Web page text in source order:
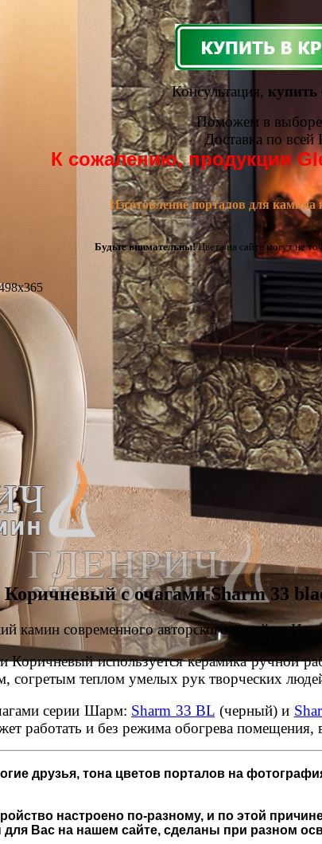
Консультация, купить
Поможем в
Доставка по всей
К сожалению, продукции
Изготовление порталов для камина
Будьте внимательны!Цвета на сайте могут не
с очагами Sharm 33
камин современного авторского дизайна.
используется керамика ручной
согретым теплом умелых рук творческих
серии Шарм: Sharm 33 BL (черный) и
работать и без режима обогрева
друзья, тона цветов порталов на
настроено по-разному, и по этой
Вас на нашем сайте, сделаны при разном